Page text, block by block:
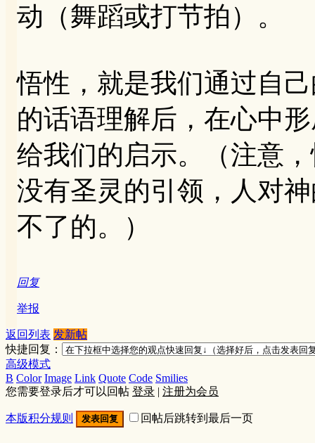
动（舞蹈或打节拍）。
悟性，就是我们通过自
的话语理解后，在心中
给我们的启示。（注意
没有圣灵的引领，人对
不了的。）
回复
举报
返回列表 发新帖
快捷回复：
高级模式
B Color Image Link Quote Code Smilies
您需要登录后才可以回帖 登录 | 注册为会员
本版积分规则 发表回复 回帖后跳转到最后一页